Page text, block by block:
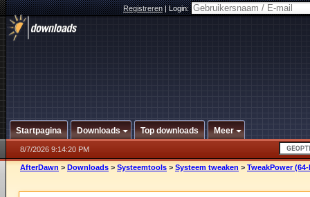
Registreren|Login:
Startpagina Downloads Top downloads Meer
8/7/2026 9:14:20 PM
AfterDawn > Downloads > Systeemtools > Systeem tweaken > TweakPower